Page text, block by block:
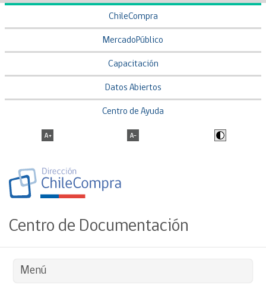
ChileCompra
MercadoPúblico
Capacitación
Datos Abiertos
Centro de Ayuda
Centro de Documentación
Menú